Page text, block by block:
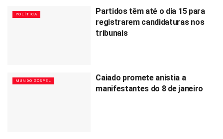
POLÍTICA
Partidos têm até o dia 15 para
registrarem candidaturas nos
tribunais
MUNDO GOSPEL
Caiado promete anistia a
manifestantes do 8 de janeiro